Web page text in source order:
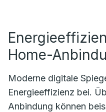
Home-
Moderne digitale
Energieeffizienz bei.
Anbindung können